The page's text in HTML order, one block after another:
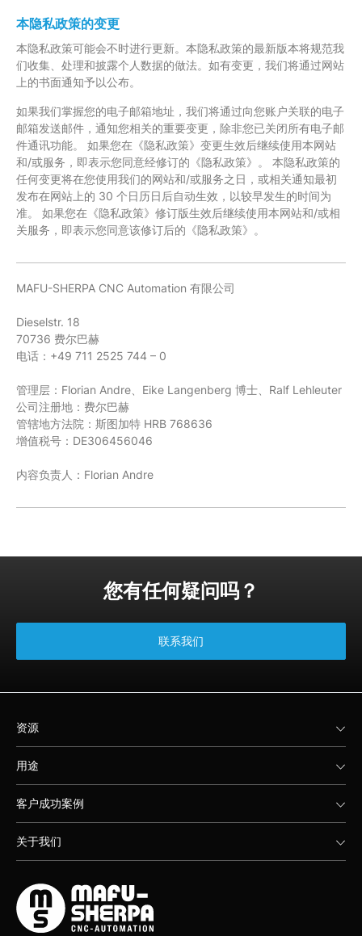
本隐私政策的变更
本隐私政策可能会不时进行更新。本隐私政策的最新版本将规范我
们收集、处理和披露个人数据的做法。如有变更，我们将通过网站
上的书面通知予以公布。
如果我们掌握您的电子邮箱地址，我们将通过向您账户关联的电子
邮箱发送邮件，通知您相关的重要变更，除非您已关闭所有电子邮
件通讯功能。 如果您在《隐私政策》变更生效后继续使用本网站
和/或服务，即表示您同意经修订的《隐私政策》。 本隐私政策的
任何变更将在您使用我们的网站和/或服务之日，或相关通知最初
发布在网站上的 30 个日历日后自动生效，以较早发生的时间为
准。 如果您在《隐私政策》修订版生效后继续使用本网站和/或相
关服务，即表示您同意该修订后的《隐私政策》。
MAFU-SHERPA CNC Automation 有限公司
Dieselstr. 18
70736 费尔巴赫
电话：+49 711 2525 744 – 0
管理层：Florian Andre、Eike Langenberg 博士、Ralf Lehleuter
公司注册地：费尔巴赫
管辖地方法院：斯图加特 HRB 768636
增值税号：DE306456046
内容负责人：Florian Andre
您有任何疑问吗？
联系我们
资源
用途
客户成功案例
关于我们